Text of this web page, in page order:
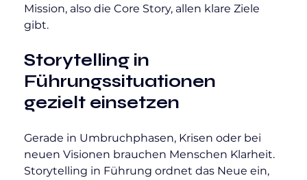
Mission, also die Core Story, allen klare Ziele
gibt.
Storytelling in
Führungssituationen
gezielt einsetzen
Gerade in Umbruchphasen, Krisen oder bei
neuen Visionen brauchen Menschen Klarheit.
Storytelling in Führung ordnet das Neue ein,